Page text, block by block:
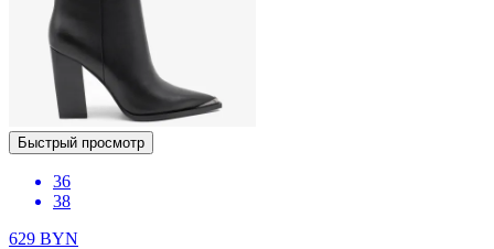
Быстрый просмотр
36
38
629 BYN